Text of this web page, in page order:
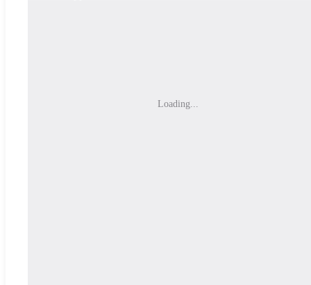
Loading...